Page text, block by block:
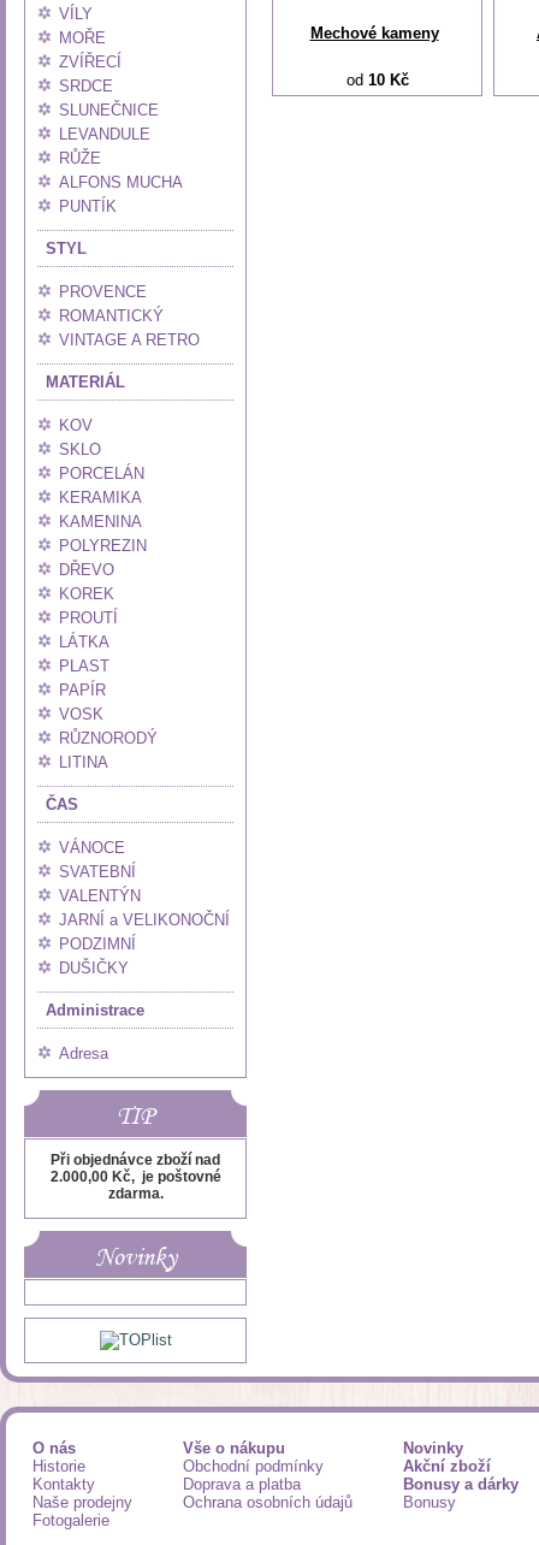
VÍLY
MOŘE
ZVÍŘECÍ
SRDCE
SLUNEČNICE
LEVANDULE
RŮŽE
ALFONS MUCHA
PUNTÍK
STYL
PROVENCE
ROMANTICKÝ
VINTAGE A RETRO
MATERIÁL
KOV
SKLO
PORCELÁN
KERAMIKA
KAMENINA
POLYREZIN
DŘEVO
KOREK
PROUTÍ
LÁTKA
PLAST
PAPÍR
VOSK
RŮZNORODÝ
LITINA
ČAS
VÁNOCE
SVATEBNÍ
VALENTÝN
JARNÍ a VELIKONOČNÍ
PODZIMNÍ
DUŠIČKY
Administrace
Adresa
TIP
Při objednávce zboží nad
2.000,00 Kč, je poštovné
zdarma.
Novinky
Mechové kameny
od 10 Kč
O nás
Historie
Kontakty
Naše prodejny
Fotogalerie
Vše o nákupu
Obchodní podmínky
Doprava a platba
Ochrana osobních údajů
Novinky
Akční zboží
Bonusy a dárky
Bonusy